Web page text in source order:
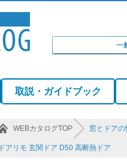
取説・ガイドブック
WEBカタログTOP 窓とドア
ドアリモ 玄関ドア D50 高断熱ドア